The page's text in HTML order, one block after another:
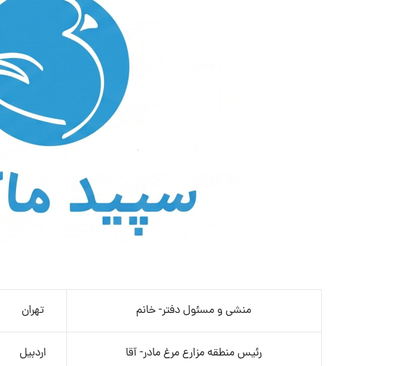
منشی و مسئول دفتر- خانم تهران
رئیس منطقه مزارع مرغ مادر- آقا اردبیل